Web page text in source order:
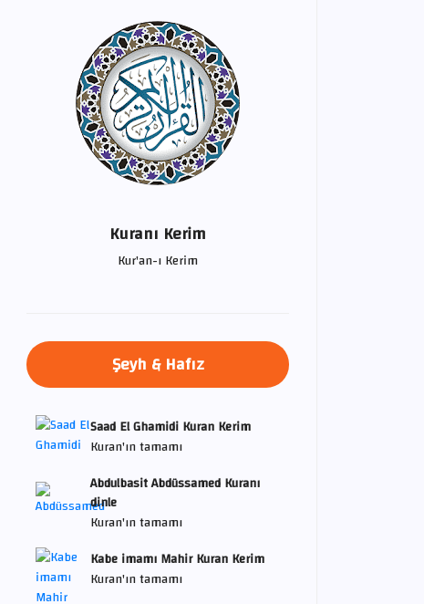
Kuranı Kerim
Kur'an-ı Kerim
Şeyh & Hafız
Saad El Ghamidi Kuran Kerim
Kuran'ın tamamı
Abdulbasit Abdüssamed Kuranı
dinle
Kuran'ın tamamı
Kabe imamı Mahir Kuran Kerim
Kuran'ın tamamı